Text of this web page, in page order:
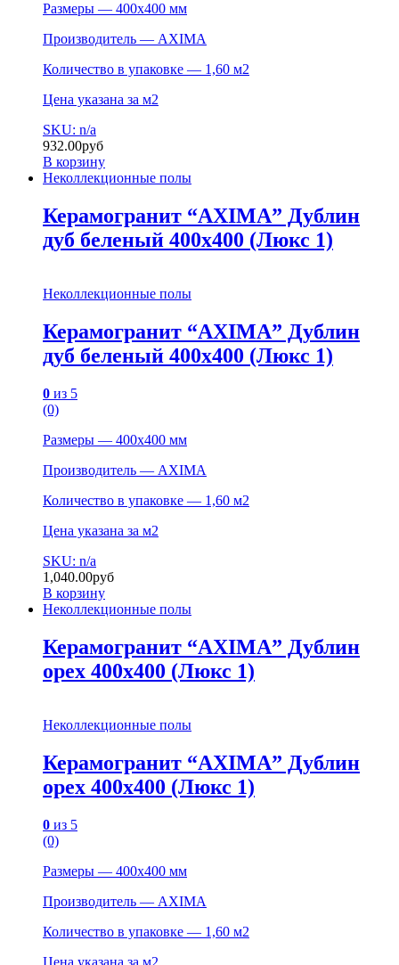
Размеры — 400х400 мм
Производитель — AXIMA
Количество в упаковке — 1,60 м2
Цена указана за м2
SKU: n/a
932.00руб
В корзину
Неколлекционные полы
Керамогранит “AXIMA” Дублин
дуб беленый 400х400 (Люкс 1)
Неколлекционные полы
Керамогранит “AXIMA” Дублин
дуб беленый 400х400 (Люкс 1)
0 из 5
(0)
Размеры — 400х400 мм
Производитель — AXIMA
Количество в упаковке — 1,60 м2
Цена указана за м2
SKU: n/a
1,040.00руб
В корзину
Неколлекционные полы
Керамогранит “AXIMA” Дублин
орех 400х400 (Люкс 1)
Неколлекционные полы
Керамогранит “AXIMA” Дублин
орех 400х400 (Люкс 1)
0 из 5
(0)
Размеры — 400х400 мм
Производитель — AXIMA
Количество в упаковке — 1,60 м2
Цена указана за м2